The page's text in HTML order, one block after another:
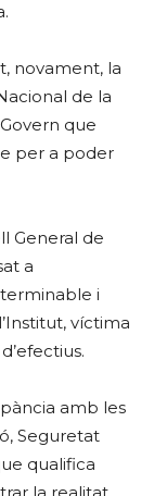
novament, la
de la
que
per a poder
General de
a
i
víctima
amb les
Seguretat
qualifica